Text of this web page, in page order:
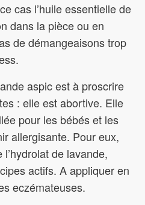
cas l’huile essentielle de
dans la pièce ou en
de démangeaisons trop
aspic est à proscrire
: elle est abortive. Elle
pour les bébés et les
allergisante. Pour eux,
de lavande,
actifs. A appliquer en
eczémateuses.